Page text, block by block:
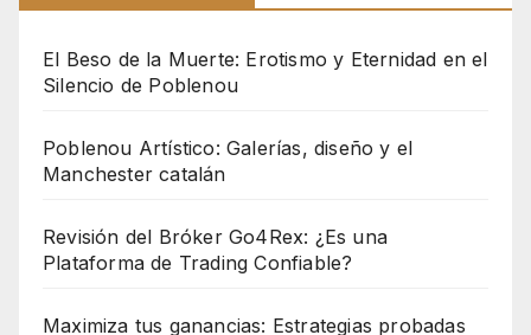
El Beso de la Muerte: Erotismo y Eternidad en el
Silencio de Poblenou
Poblenou Artístico: Galerías, diseño y el
Manchester catalán
Revisión del Bróker Go4Rex: ¿Es una
Plataforma de Trading Confiable?
Maximiza tus ganancias: Estrategias probadas